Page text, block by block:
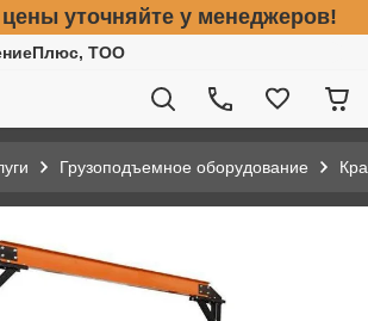
уточняйте у менеджеров!
ТОО
Грузоподъемное оборудование